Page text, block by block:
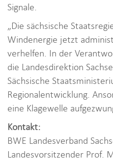
Signale.
„Die sächsische
Windenergie jetzt
verhelfen. In der
die Landesdirektion
Sächsische
Regionalentwicklung.
eine Klagewelle
Kontakt:
BWE Landesverband
Landesvorsitzender Prof.